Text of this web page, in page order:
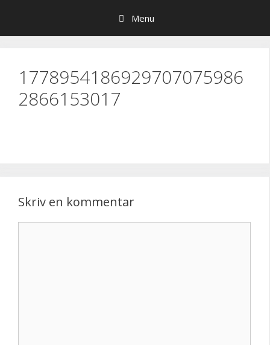
indhold
Menu
1778954186929707075986
2866153017
Skriv en kommentar